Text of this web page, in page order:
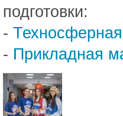
подготовки:
-
- Прикладная